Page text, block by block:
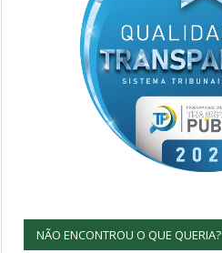
NÃO ENCONTROU O QUE QUERIA?